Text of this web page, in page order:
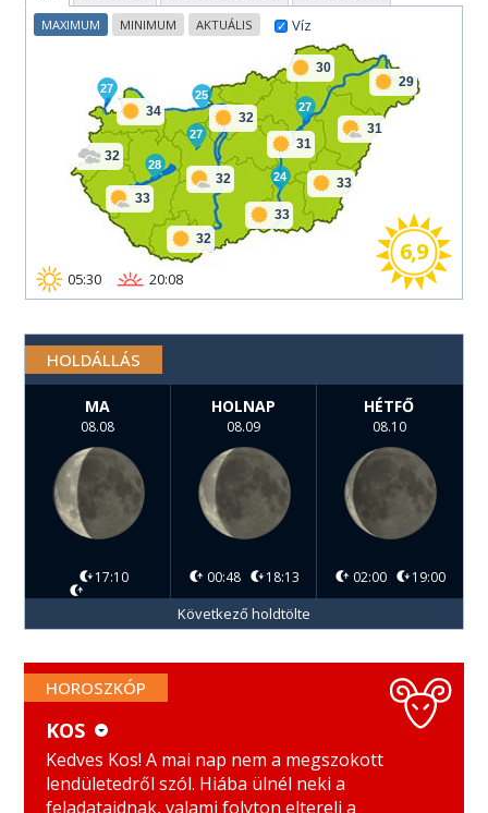
34
32
33
32
32
33
31
32
30
33
31
29
27
28
27
25
24
27
05:30 20:08
6,9
Víz
MAXIMUM MINIMUM AKTUÁLIS
HOLDÁLLÁS
MA
08.08
17:10
HOLNAP
08.09
00:48 18:13
HÉTFŐ
08.10
02:00 19:00
Következő holdtölte
HOROSZKÓP
KOS
BIKA SKORPIÓ
KOS
Kedves Kos! A mai nap nem a megszokott
lendületedről szól. Hiába ülnél neki a
feladataidnak, valami folyton eltereli a